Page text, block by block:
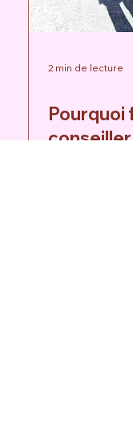
2 min de lecture
Pourquoi